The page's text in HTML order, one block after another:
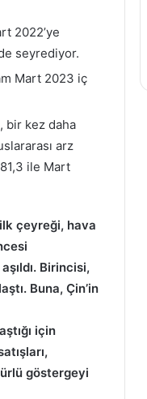
2022’ye
seyrediyor.
Mart 2023 iç
bir kez daha
arz
ile Mart
ilk çeyreği, hava
Birincisi,
Buna, Çin’in
için
göstergeyi
Maçı
Kanal D'de